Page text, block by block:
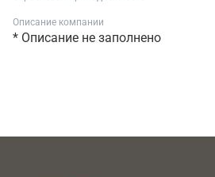
Описание компании
* Описание не заполнено